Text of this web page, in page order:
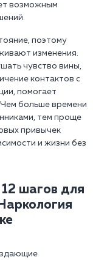
возможным
поэтому
изменения.
чувство вины,
контактов с
помогает
больше времени
тем проще
привычек
и жизни без
шагов для